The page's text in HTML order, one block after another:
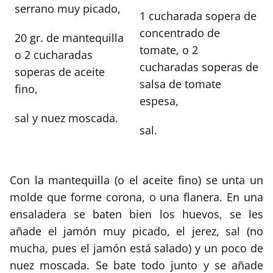
serrano muy picado,
20 gr. de mantequilla
o 2 cucharadas
soperas de aceite
fino,
sal y nuez moscada.
1 cucharada sopera de
concentrado de
tomate, o 2
cucharadas soperas de
salsa de tomate
espesa,
sal.
Con la mantequilla (o el aceite fino) se unta un
molde que forme corona, o una flanera. En una
ensaladera se baten bien los huevos, se les
añade el jamón muy picado, el jerez, sal (no
mucha, pues el jamón está salado) y un poco de
nuez moscada. Se bate todo junto y se añade